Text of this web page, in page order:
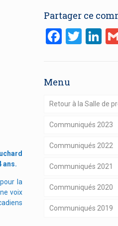
ans.
la
voix
Partager ce
Menu
Retour à la Salle de
Communiqués 2023
Communiqués 2022
Communiqués 2021
Communiqués 2020
Communiqués 2019